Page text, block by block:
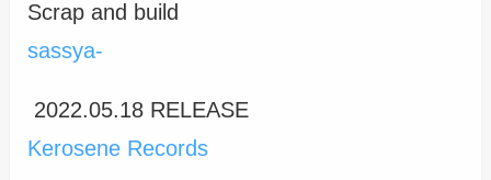
Scrap and build
sassya-
2022.05.18 RELEASE
Kerosene Records